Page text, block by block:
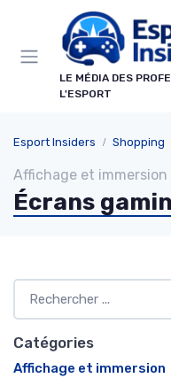
LE MÉDIA DES
L'ESPORT
Esport Insiders Shopping
Affichage et immersion
Écrans
Catégories
Affichage et immersion
Panneau de gestion des